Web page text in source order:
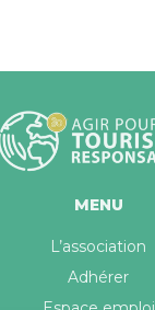
MENU
L’association
Adhérer